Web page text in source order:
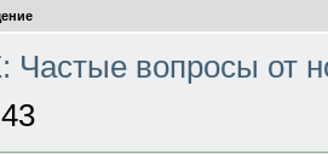
Частые вопросы от